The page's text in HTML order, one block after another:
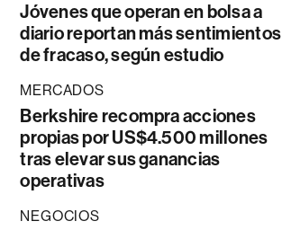
Jóvenes que operan en bolsa a
diario reportan más sentimientos
de fracaso, según estudio
MERCADOS
Berkshire recompra acciones
propias por US$4.500 millones
tras elevar sus ganancias
operativas
NEGOCIOS